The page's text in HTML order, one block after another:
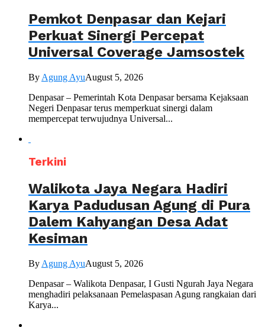
Pemkot Denpasar dan Kejari
Perkuat Sinergi Percepat
Universal Coverage Jamsostek
By Agung AyuAugust 5, 2026
Denpasar – Pemerintah Kota Denpasar bersama Kejaksaan
Negeri Denpasar terus memperkuat sinergi dalam
mempercepat terwujudnya Universal...
Terkini
Walikota Jaya Negara Hadiri
Karya Padudusan Agung di Pura
Dalem Kahyangan Desa Adat
Kesiman
By Agung AyuAugust 5, 2026
Denpasar – Walikota Denpasar, I Gusti Ngurah Jaya Negara
menghadiri pelaksanaan Pemelaspasan Agung rangkaian dari
Karya...